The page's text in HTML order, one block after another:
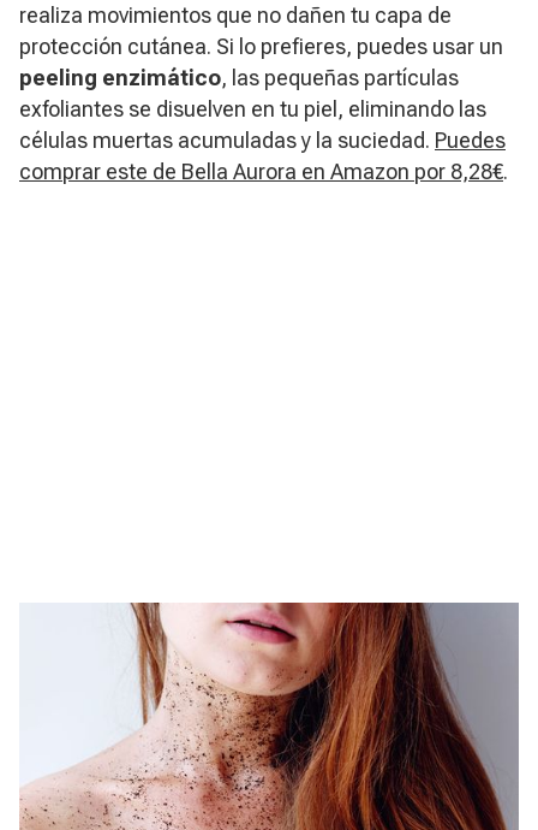
realiza movimientos que no dañen tu capa de
protección cutánea. Si lo prefieres, puedes usar un
peeling enzimático, las pequeñas partículas
exfoliantes se disuelven en tu piel, eliminando las
células muertas acumuladas y la suciedad. Puedes
comprar este de Bella Aurora en Amazon por 8,28€.